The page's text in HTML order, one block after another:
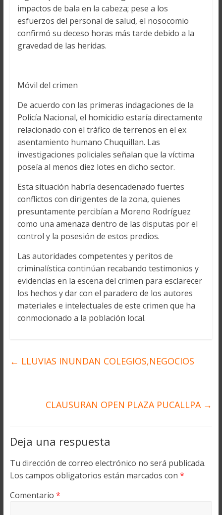
impactos de bala en la cabeza; pese a los
esfuerzos del personal de salud, el nosocomio
confirmó su deceso horas más tarde debido a la
gravedad de las heridas.
Móvil del crimen
De acuerdo con las primeras indagaciones de la
Policía Nacional, el homicidio estaría directamente
relacionado con el tráfico de terrenos en el ex
asentamiento humano Chuquillan. Las
investigaciones policiales señalan que la víctima
poseía al menos diez lotes en dicho sector.
Esta situación habría desencadenado fuertes
conflictos con dirigentes de la zona, quienes
presuntamente percibían a Moreno Rodríguez
como una amenaza dentro de las disputas por el
control y la posesión de estos predios.
Las autoridades competentes y peritos de
criminalística continúan recabando testimonios y
evidencias en la escena del crimen para esclarecer
los hechos y dar con el paradero de los autores
materiales e intelectuales de este crimen que ha
conmocionado a la población local.
← LLUVIAS INUNDAN COLEGIOS,NEGOCIOS
CLAUSURAN OPEN PLAZA PUCALLPA →
Deja una respuesta
Tu dirección de correo electrónico no será publicada.
Los campos obligatorios están marcados con *
Comentario *